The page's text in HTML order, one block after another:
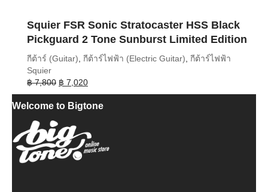
Squier FSR Sonic Stratocaster HSS Black
Pickguard 2 Tone Sunburst Limited Edition
กีต้าร์ (Guitar) กีต้าร์ไฟฟ้า (Electric Guitar) กีต้าร์ไฟฟ้า
Squier
฿7,800 Original
price
was:
฿ 7,020Current
price
is:
Welcome to Bigtone